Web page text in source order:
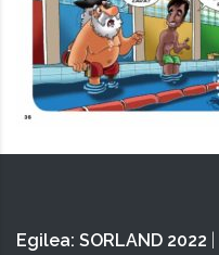
Egilea: SORLAND 2022